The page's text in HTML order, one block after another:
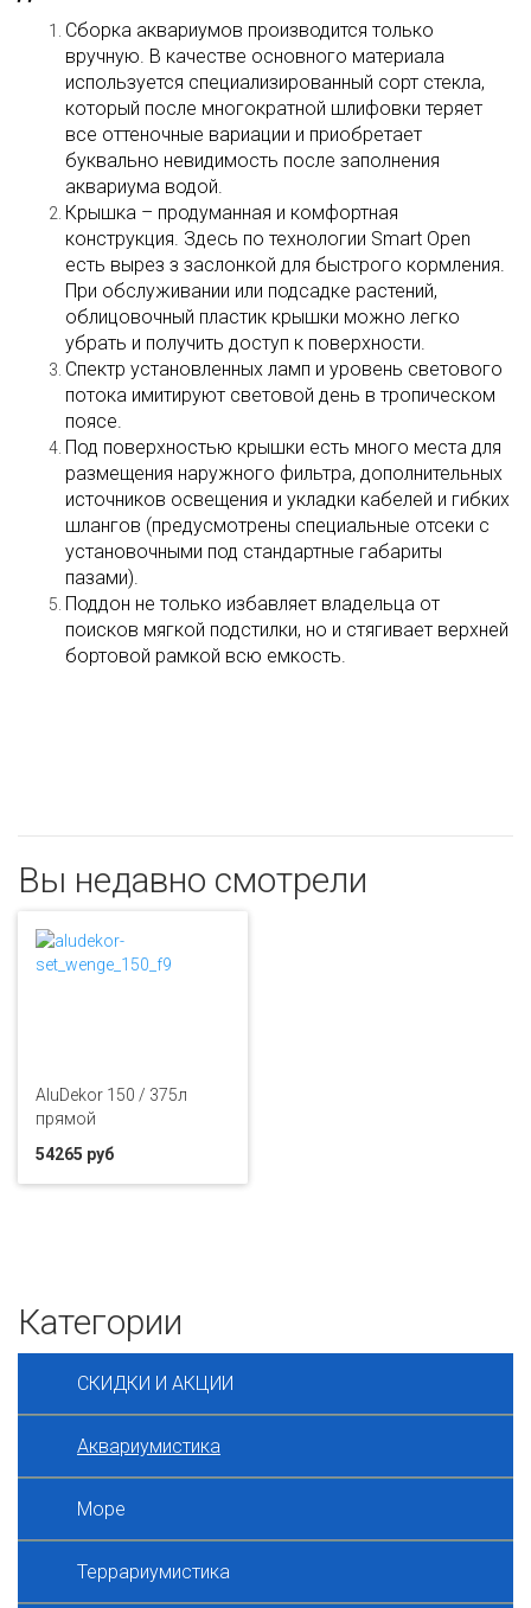
Сборка аквариумов производится только
вручную. В качестве основного материала
используется специализированный сорт стекла,
который после многократной шлифовки теряет
все оттеночные вариации и приобретает
буквально невидимость после заполнения
аквариума водой.
Крышка – продуманная и комфортная
конструкция. Здесь по технологии Smart Open
есть вырез з заслонкой для быстрого кормления.
При обслуживании или подсадке растений,
облицовочный пластик крышки можно легко
убрать и получить доступ к поверхности.
Спектр установленных ламп и уровень светового
потока имитируют световой день в тропическом
поясе.
Под поверхностью крышки есть много места для
размещения наружного фильтра, дополнительных
источников освещения и укладки кабелей и гибких
шлангов (предусмотрены специальные отсеки с
установочными под стандартные габариты
пазами).
Поддон не только избавляет владельца от
поисков мягкой подстилки, но и стягивает верхней
бортовой рамкой всю емкость.
Вы недавно смотрели
AluDekor 150 / 375л
прямой
54265 руб
Категории
СКИДКИ И АКЦИИ
Аквариумистика
Море
Террариумистика